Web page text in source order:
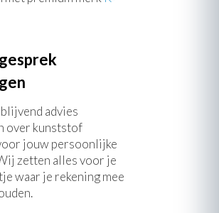
advies
over kunststof
jouw persoonlijke
zetten alles voor je
waar je rekening mee